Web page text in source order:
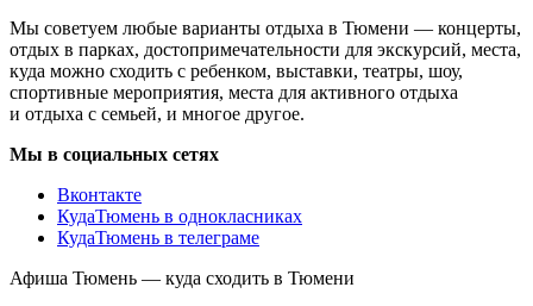
Мы советуем любые варианты отдыха в Тюмени — концерты,
отдых в парках, достопримечательности для экскурсий, места,
куда можно сходить с ребенком, выставки, театры, шоу,
спортивные мероприятия, места для активного отдыха
и отдыха с семьей, и многое другое.
Мы в социальных сетях
Вконтакте
КудаТюмень в однокласниках
КудаТюмень в телеграме
Афиша Тюмень — куда сходить в Тюмени